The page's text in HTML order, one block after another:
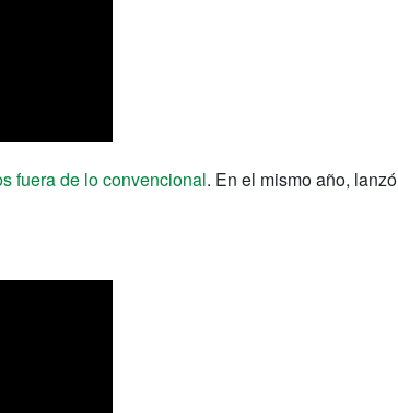
fuera de lo convencional. En el mismo año, lanzó